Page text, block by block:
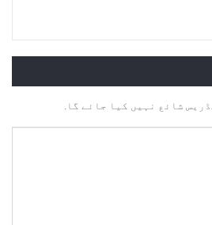
شائع نہیں کیا جائے گا.